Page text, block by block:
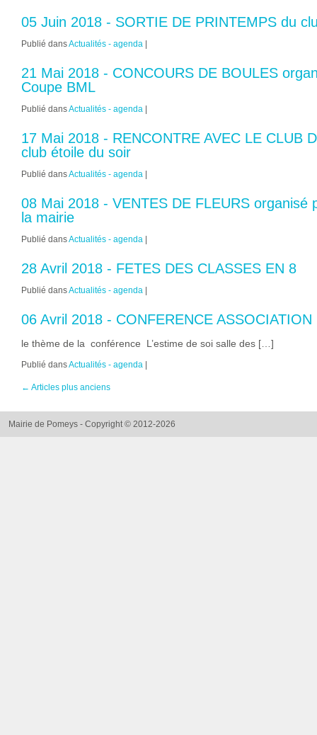
05 Juin 2018 - SORTIE DE PRINTEMPS du
Publié dansActualités - agenda
21 Mai 2018 - CONCOURS DE BOULES
Coupe BML
Publié dansActualités - agenda
17 Mai 2018 - RENCONTRE AVEC LE CLUB
club étoile du soir
Publié dansActualités - agenda
08 Mai 2018 - VENTES DE FLEURS organisé
la mairie
Publié dansActualités - agenda
28 Avril 2018 - FETES DES CLASSES EN 8
Publié dansActualités - agenda
06 Avril 2018 - CONFERENCE ASSOCIATION
le thème de la conférence L’estime de soi salle des […]
Publié dansActualités - agenda
← Articles plus anciens
Mairie de Pomeys - Copyright © 2012-2026